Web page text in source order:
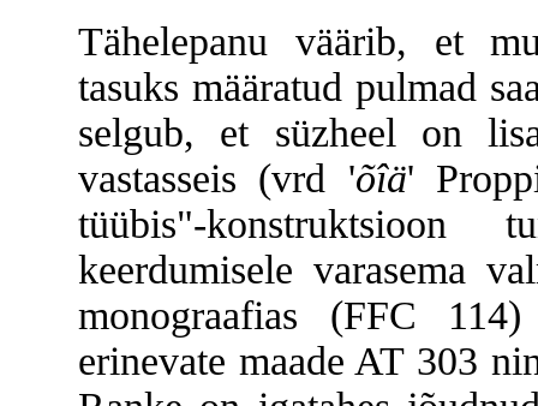
Tähelepanu väärib, et
tasuks määratud pulmad
selgub, et süzheel on
vastasseis (vrd 'õîä'
tüübis"-konstruktsioon
keerdumisele varasema
monograafias (FFC
erinevate maade AT 303